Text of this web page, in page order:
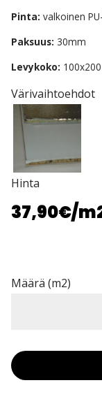
Pinta: valkoinen
Paksuus: 30mm
Levykoko:
Värivaihtoehdot
Hinta
37,90€/
Määrä (m2)